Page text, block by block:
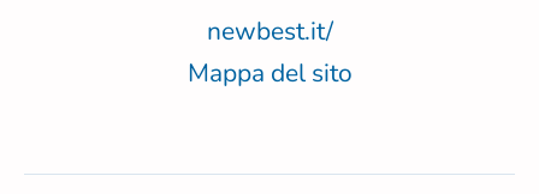
newbest.it/
Mappa del sito